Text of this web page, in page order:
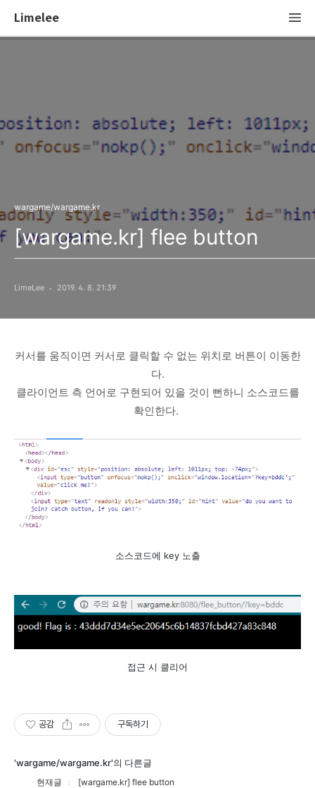
Limelee
wargame/wargame.kr
[wargame.kr] flee button
LimeLee 2019. 4. 8. 21:39
커서를 움직이면 커서로 클릭할 수 없는 위치로 버튼이 이동한
다.
클라이언트 측 언어로 구현되어 있을 것이 뻔하니 소스코드를
확인한다.
소스코드에 key 노출
접근 시 클리어
공감 구독하기
'wargame/wargame.kr'의 다른글
현재글 [wargame.kr] flee button